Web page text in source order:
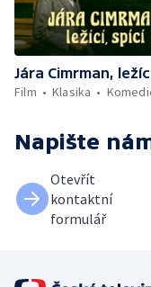
Jára Cimrman,
Film
Klasika
Napište
Otevřít
kontaktní
formulář